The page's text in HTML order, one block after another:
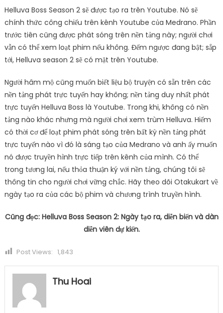
Helluva Boss Season 2 sẽ được tạo ra trên Youtube. Nó sẽ
chính thức công chiếu trên kênh Youtube của Medrano. Phần
trước tiên cũng được phát sóng trên nền tảng này; người chơi
vẫn có thể xem loạt phim nếu không. Đếm ngược đang bật; sắp
tới, Helluva season 2 sẽ có mặt trên Youtube.
Người hâm mộ cũng muốn biết liệu bộ truyện có sẵn trên các
nền tảng phát trực tuyến hay không; nền tảng duy nhất phát
trực tuyến Helluva Boss là Youtube. Trong khi, không có nền
tảng nào khác nhưng mà người chơi xem trùm Helluva. Hiếm
có thời cơ để loạt phim phát sóng trên bất kỳ nền tảng phát
trực tuyến nào vì đó là sáng tạo của Medrano và anh ấy muốn
nó được truyền hình trực tiếp trên kênh của mình. Có thể
trong tương lai, nếu thỏa thuận ký với nền tảng, chúng tôi sẽ
thông tin cho người chơi vững chắc. Hãy theo dõi Otakukart về
ngày tạo ra của các bộ phim và chương trình truyền hình.
Cũng đọc: Helluva Boss Season 2: Ngày tạo ra, diễn biến và dàn
diễn viên dự kiến.
Post Views: 1,843
Thu Hoai